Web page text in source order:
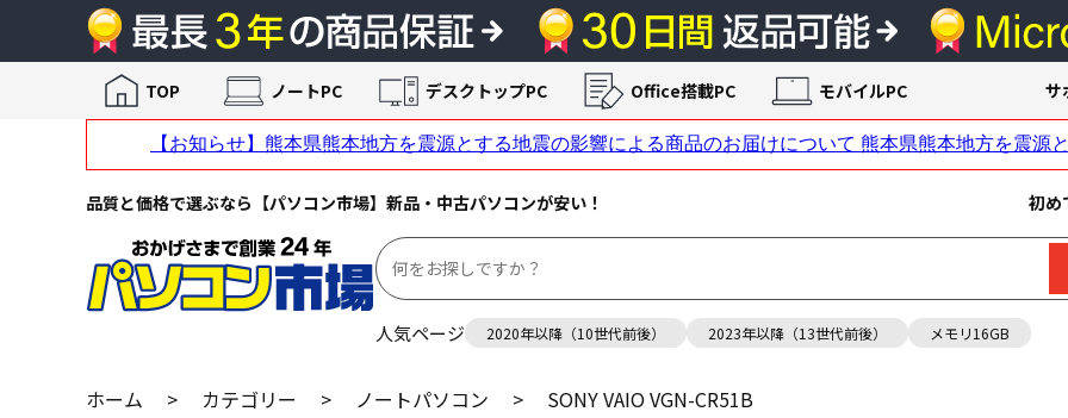
品質と価格で選ぶなら【パソコン市場】新品・中古パソコンが安い！ 初め
人気ページ 2020年以降（10世代前後） 2023年以降（13世代前後） メモリ16GB
TOP ノートPC デスクトップPC Office搭載PC モバイルPC サ
ホーム > カテゴリー > ノートパソコン >
SONY VAIO VGN-CR51B